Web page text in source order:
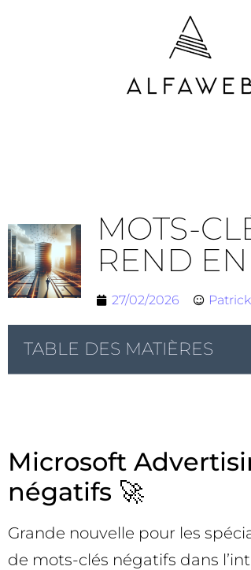
MOTS-
REND
27/02/2026
TABLE DES MATIÈRES
Microsoft
négatifs 🚀
Grande nouvelle pour les
de mots-clés négatifs dans